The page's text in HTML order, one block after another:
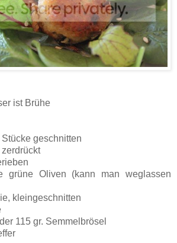
ist Brühe
geschnitten
grüne Oliven (kann man weglassen
kleingeschnitten
115 gr. Semmelbrösel